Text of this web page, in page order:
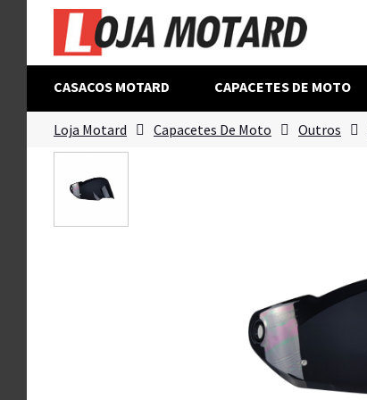
CASACOS MOTARD CAPACETES DE MOTO
Loja Motard Capacetes De Moto Outros